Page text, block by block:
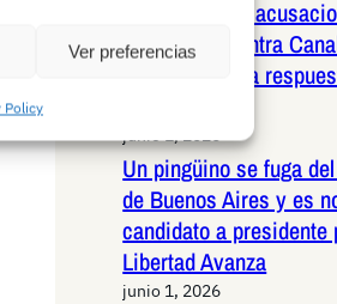
Ver preferencias
Policy
rotundidad las
infundadas contra
una exhaustiva
junio 1, 2026
Un pingüino se fuga
de Buenos Aires y es
candidato a presidente
Libertad Avanza
junio 1, 2026